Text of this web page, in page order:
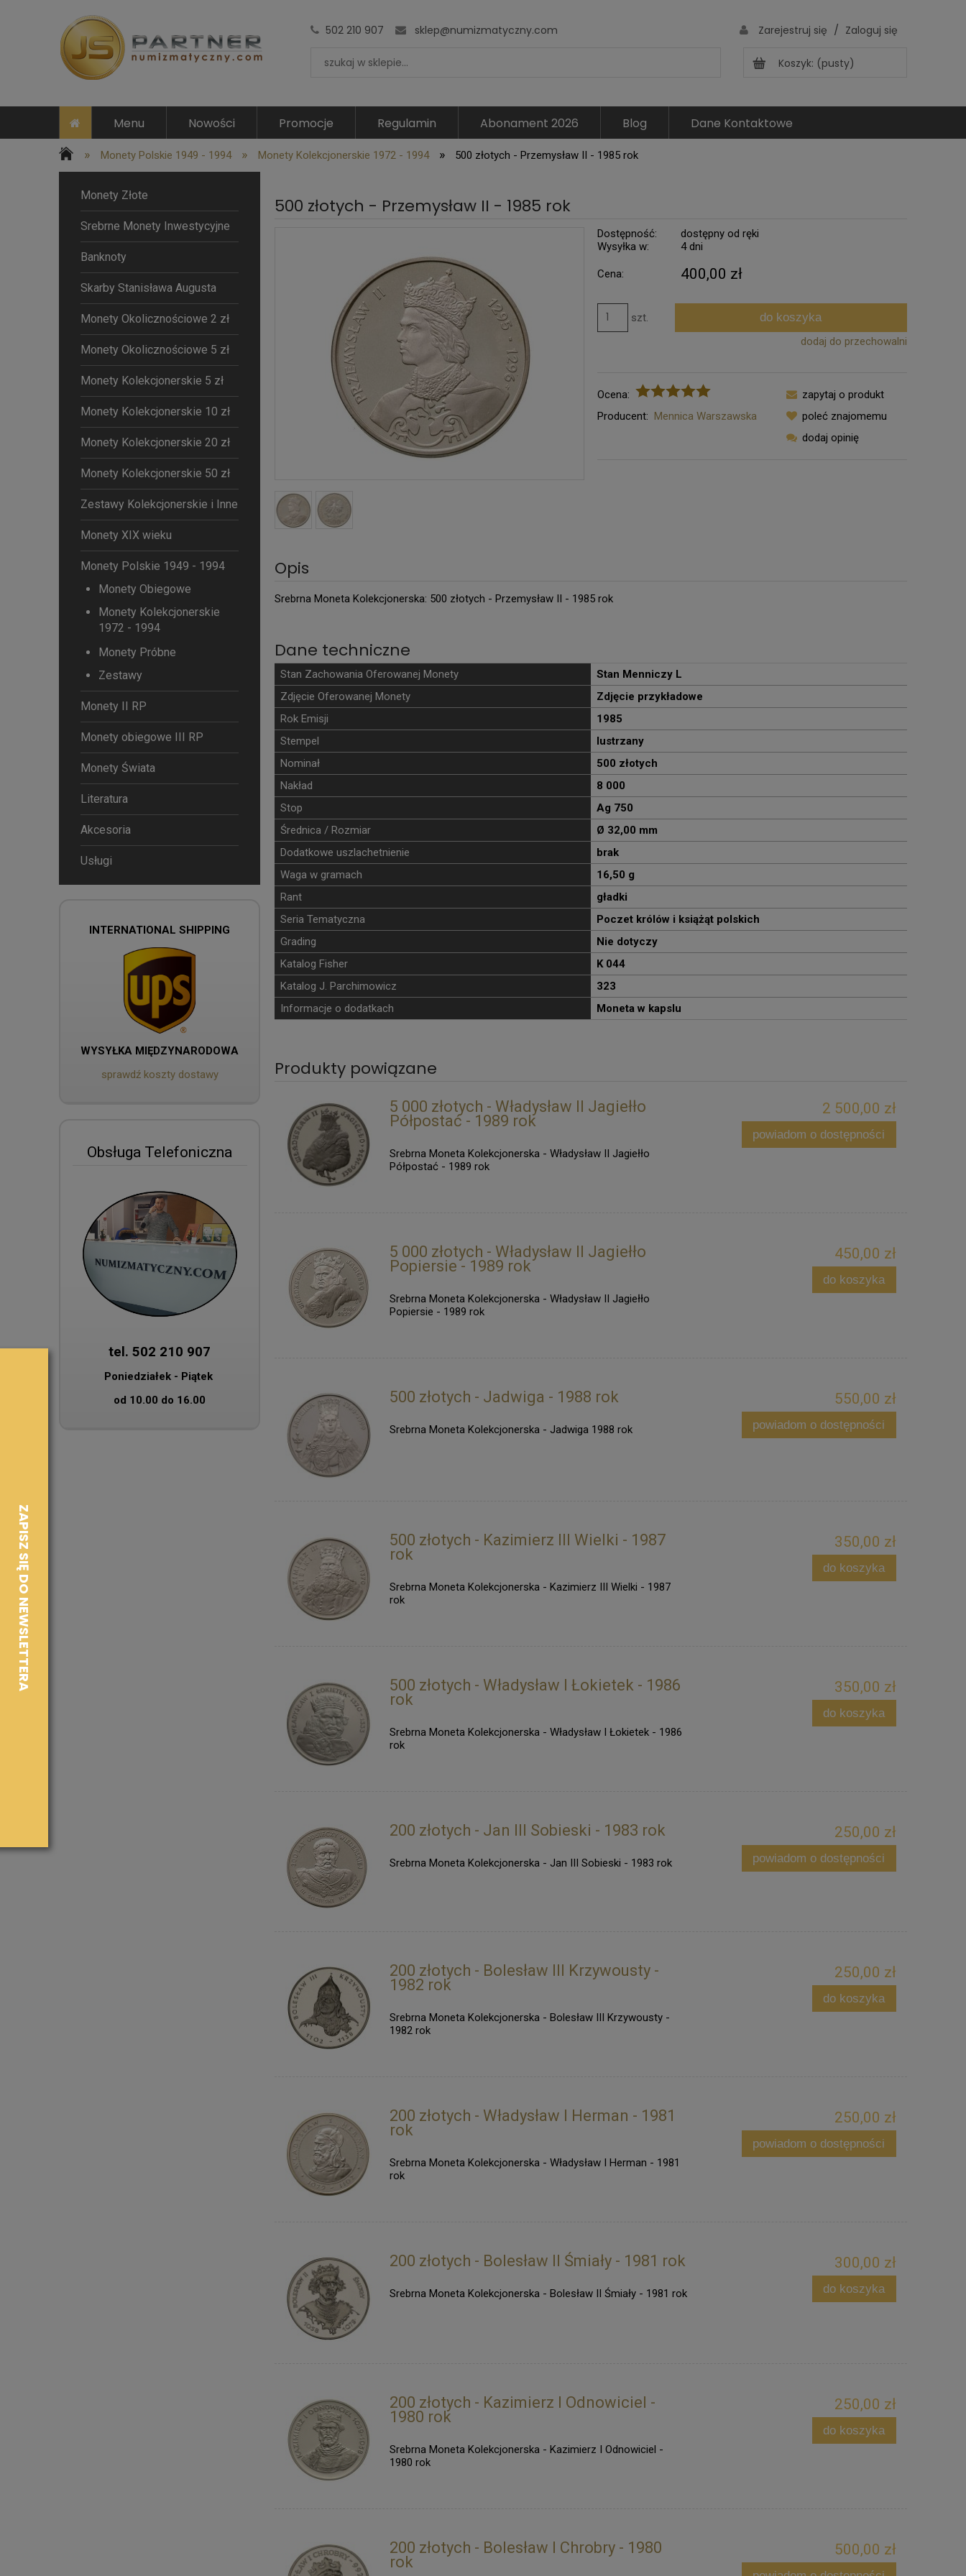
502 210 907 sklep@numizmatyczny.com Zarejestruj się / Zaloguj się
Koszyk: (pusty)
Menu Nowości Promocje Regulamin Abonament 2026 Blog Dane Kontaktowe
» Monety Polskie 1949 - 1994 » Monety Kolekcjonerskie 1972 - 1994 » 500 złotych - Przemysław II - 1985 rok
Monety Złote
Srebrne Monety Inwestycyjne
Banknoty
Skarby Stanisława Augusta
Monety Okolicznościowe 2 zł
Monety Okolicznościowe 5 zł
Monety Kolekcjonerskie 5 zł
Monety Kolekcjonerskie 10 zł
Monety Kolekcjonerskie 20 zł
Monety Kolekcjonerskie 50 zł
Zestawy Kolekcjonerskie i Inne
Monety XIX wieku
Monety Polskie 1949 - 1994
Monety Obiegowe
Monety Kolekcjonerskie
1972 - 1994
Monety Próbne
Zestawy
Monety II RP
Monety obiegowe III RP
Monety Świata
Literatura
Akcesoria
Usługi
INTERNATIONAL SHIPPING
WYSYŁKA MIĘDZYNARODOWA
sprawdź koszty dostawy
Obsługa Telefoniczna
tel. 502 210 907
Poniedziałek - Piątek
od 10.00 do 16.00
500 złotych - Przemysław II - 1985 rok
Dostępność:
dostępny od ręki
Wysyłka w:
4 dni
Cena: 400,00 zł
szt. do koszyka
dodaj do przechowalni
Ocena:
Producent: Mennica Warszawska
zapytaj o produkt
poleć znajomemu
dodaj opinię
Opis
Srebrna Moneta Kolekcjonerska: 500 złotych - Przemysław II - 1985 rok
Dane techniczne
Stan Zachowania Oferowanej Monety
Stan Menniczy L
Zdjęcie Oferowanej Monety
Zdjęcie przykładowe
Rok Emisji
1985
Stempel
lustrzany
Nominał
500 złotych
Nakład
8 000
Stop
Ag 750
Średnica / Rozmiar
Ø 32,00 mm
Dodatkowe uszlachetnienie
brak
Waga w gramach
16,50 g
Rant
gładki
Seria Tematyczna
Poczet królów i książąt polskich
Grading
Nie dotyczy
Katalog Fisher
K 044
Katalog J. Parchimowicz
323
Informacje o dodatkach
Moneta w kapslu
Produkty powiązane
5 000 złotych - Władysław II Jagiełło
Półpostać - 1989 rok
Srebrna Moneta Kolekcjonerska - Władysław II Jagiełło
Półpostać - 1989 rok
2 500,00 zł
powiadom o dostępności
5 000 złotych - Władysław II Jagiełło
Popiersie - 1989 rok
Srebrna Moneta Kolekcjonerska - Władysław II Jagiełło
Popiersie - 1989 rok
450,00 zł
do koszyka
500 złotych - Jadwiga - 1988 rok
Srebrna Moneta Kolekcjonerska - Jadwiga 1988 rok
550,00 zł
powiadom o dostępności
500 złotych - Kazimierz III Wielki - 1987
rok
Srebrna Moneta Kolekcjonerska - Kazimierz III Wielki - 1987
rok
350,00 zł
do koszyka
500 złotych - Władysław I Łokietek - 1986
rok
Srebrna Moneta Kolekcjonerska - Władysław I Łokietek - 1986
rok
350,00 zł
do koszyka
200 złotych - Jan III Sobieski - 1983 rok
Srebrna Moneta Kolekcjonerska - Jan III Sobieski - 1983 rok
250,00 zł
powiadom o dostępności
200 złotych - Bolesław III Krzywousty -
1982 rok
Srebrna Moneta Kolekcjonerska - Bolesław III Krzywousty -
1982 rok
250,00 zł
do koszyka
200 złotych - Władysław I Herman - 1981
rok
Srebrna Moneta Kolekcjonerska - Władysław I Herman - 1981
rok
250,00 zł
powiadom o dostępności
200 złotych - Bolesław II Śmiały - 1981 rok
Srebrna Moneta Kolekcjonerska - Bolesław II Śmiały - 1981 rok
300,00 zł
do koszyka
200 złotych - Kazimierz I Odnowiciel -
1980 rok
Srebrna Moneta Kolekcjonerska - Kazimierz I Odnowiciel -
1980 rok
250,00 zł
do koszyka
200 złotych - Bolesław I Chrobry - 1980
rok
500,00 zł